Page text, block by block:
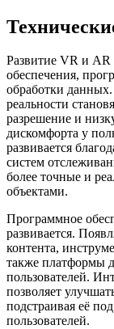
Развитие VR и AR
обеспечения,
обработки
реальности
разрешение и
дискомфорта у
развивается
систем
более точные и
объектами.
Программное
развивается.
контента,
также платформы
пользователей.
позволяет
подстраивая её
пользователей.